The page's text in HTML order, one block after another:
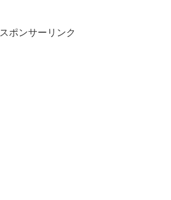
スポンサーリンク